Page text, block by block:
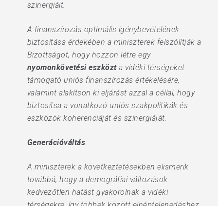
szinergiáit.
A finanszírozás optimális igénybevételének
biztosítása érdekében a miniszterek felszólítják a
Bizottságot, hogy hozzon létre egy
nyomonkövetési eszközta vidéki térségeket
támogató uniós finanszírozás értékelésére,
valamint alakítson ki eljárást azzal a céllal, hogy
biztosítsa a vonatkozó uniós szakpolitikák és
eszközök koherenciáját és szinergiáját.
Generációváltás
A miniszterek a következtetésekben elismerik
továbbá, hogy a demográfiai változások
kedvezőtlen hatást gyakorolnak a vidéki